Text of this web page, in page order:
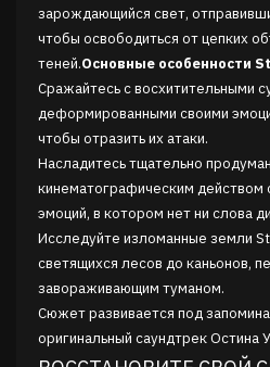
зарождающийся свет,
чтобы освободиться от цепких
теней.Основные особенности
Сражайтесь с восхитительными
деформированными своими
чтобы отразить их атаки.
Насладитесь тщательно
кинематографическим действом
эмоций, в котором нет ни слова
Исследуйте изломанные земли
светящихся лесов до каньонов,
завораживающим туманом.
Сюжет развивается под
оригинальный саундтрек Остина